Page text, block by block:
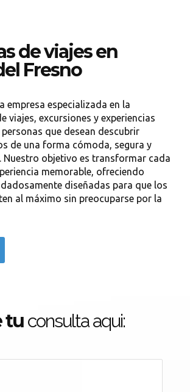
de viajes en
Fresno
empresa especializada en la
viajes, excursiones y experiencias
que desean descubrir
de una forma cómoda, segura y
Nuestro objetivo es transformar cada
memorable, ofreciendo
diseñadas para que los
al máximo sin preocuparse por la
tu consulta aqui: